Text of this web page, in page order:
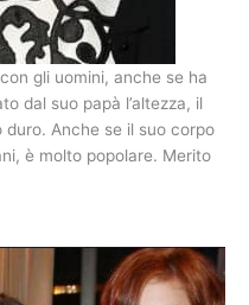
gli uomini, anche se ha
dal suo papà l’altezza, il
Anche se il suo corpo
è molto popolare. Merito